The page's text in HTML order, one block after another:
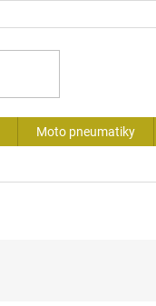
Moto pneumatiky